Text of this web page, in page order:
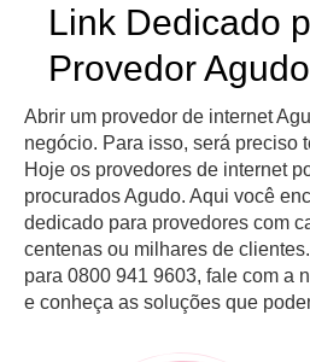
Link Dedicado
Provedor Agudo
Abrir um provedor de internet
negócio. Para isso, será preciso
Hoje os provedores de internet
procurados Agudo. Aqui você
dedicado para provedores com
centenas ou milhares de
para 0800 941 9603, fale com a
e conheça as soluções que